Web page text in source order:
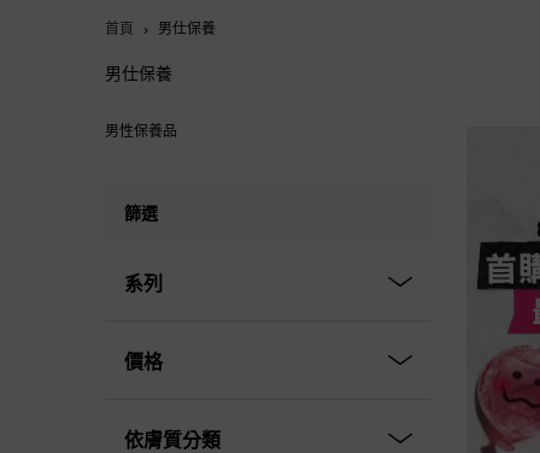
首頁 男仕保養
男仕保養
男仕保養
男性保養品
篩選
系列
價格
依膚質分類